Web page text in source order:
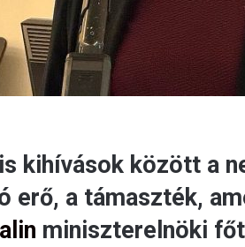
kihívások között a
erő, a támaszték,
miniszterelnöki